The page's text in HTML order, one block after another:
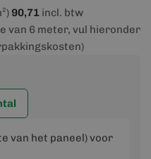
90,71 incl. btw
van 6 meter, vul hieronder
van het paneel) voor